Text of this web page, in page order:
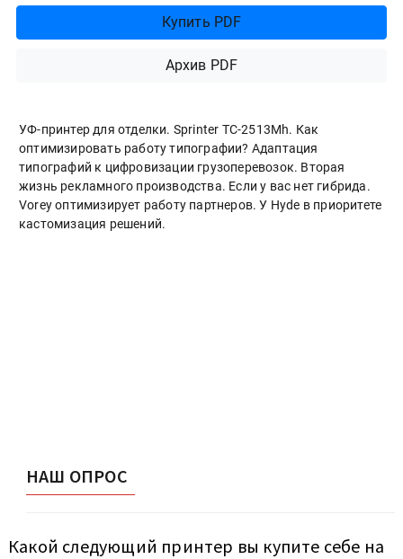
Купить PDF
Архив PDF
УФ-принтер для отделки. Sprinter ТС-2513Mh. Как
оптимизировать работу типографии? Адаптация
типографий к цифровизации грузоперевозок. Вторая
жизнь рекламного производства. Если у вас нет гибрида.
Vorey оптимизирует работу партнеров. У Hyde в приоритете
кастомизация решений.
НАШ ОПРОС
Какой следующий принтер вы купите себе на